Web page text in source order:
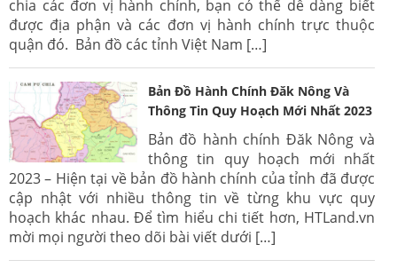
chia các đơn vị hành chính, bạn có thể dễ dàng biết
được địa phận và các đơn vị hành chính trực thuộc
quận đó. Bản đồ các tỉnh Việt Nam […]
Bản Đồ Hành Chính Đăk Nông Và
Thông Tin Quy Hoạch Mới Nhất 2023
Bản đồ hành chính Đăk Nông và
thông tin quy hoạch mới nhất
2023 – Hiện tại về bản đồ hành chính của tỉnh đã được
cập nhật với nhiều thông tin về từng khu vực quy
hoạch khác nhau. Để tìm hiểu chi tiết hơn, HTLand.vn
mời mọi người theo dõi bài viết dưới […]